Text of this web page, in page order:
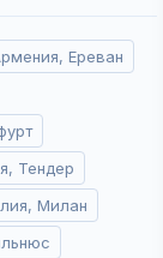
Ереван
Тендер
Милан